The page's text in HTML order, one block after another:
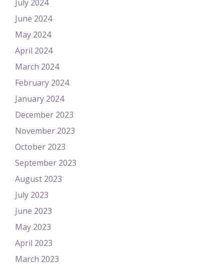
July 2024
June 2024
May 2024
April 2024
March 2024
February 2024
January 2024
December 2023
November 2023
October 2023
September 2023
August 2023
July 2023
June 2023
May 2023
April 2023
March 2023